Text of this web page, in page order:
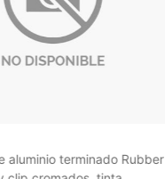
aluminio terminado Rubber